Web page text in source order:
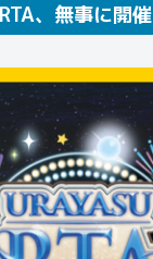
、無事に開催